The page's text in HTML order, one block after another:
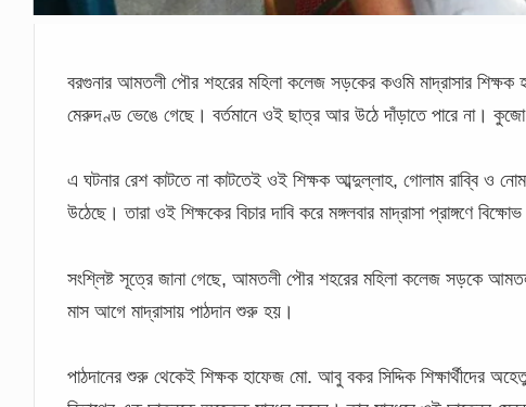
বরগুনার আমতলী পৌর শহরের মহিলা কলেজ সড়কের কওমি মাদ্রাসার শিক্ষক
মেরুদণ্ড ভেঙে গেছে। বর্তমানে ওই ছাত্র আর উঠে দাঁড়াতে পারে না। কুজো
এ ঘটনার রেশ কাটতে না কাটতেই ওই শিক্ষক আব্দুল্লাহ, গোলাম রাব্বি ও
উঠেছে। তারা ওই শিক্ষকের বিচার দাবি করে মঙ্গলবার মাদ্রাসা প্রাঙ্গণে
সংশ্লিষ্ট সূত্রে জানা গেছে, আমতলী পৌর শহরের মহিলা কলেজ সড়কে
মাস আগে মাদ্রাসায় পাঠদান শুরু হয়।
পাঠদানের শুরু থেকেই শিক্ষক হাফেজ মো. আবু বকর সিদ্দিক শিক্ষার্থীদের